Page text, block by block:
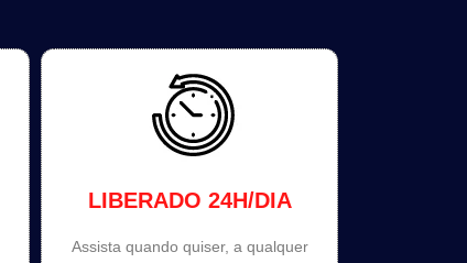
LIBERADO 24H/DIA
Assista quando quiser, a qualquer